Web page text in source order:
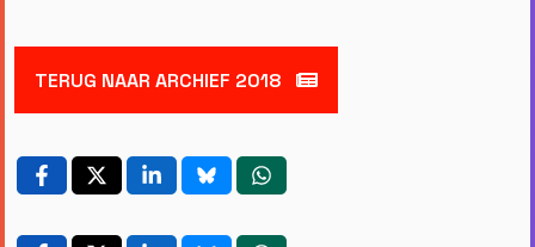
TERUG NAAR ARCHIEF 2018